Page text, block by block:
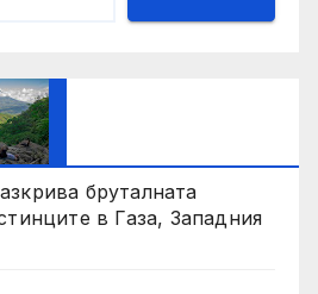
бруталната
в Газа, Западния